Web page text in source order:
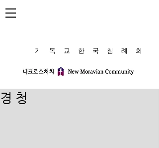
​기 독 교 한 국 침 례 회
경 청